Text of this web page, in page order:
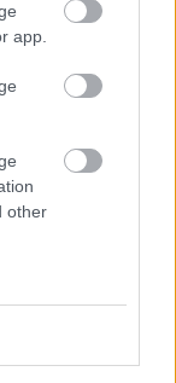
app.
other